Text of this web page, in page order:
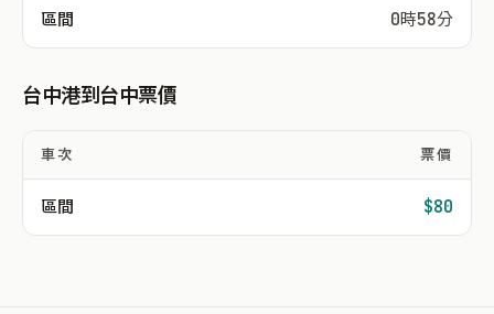
區間 0時58分
台中港到台中票價
車次 票價
區間 $80